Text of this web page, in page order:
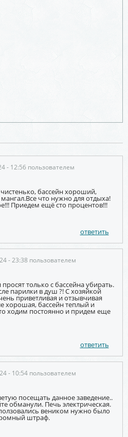
- 12:56 пользователем
бассейн хороший,
что нужно для отдыха!
Приедем ещё сто процентов!!!
ответить
- 23:38 пользователем
только с бассейна убирать.
парилки в душ ?! С хозяйкой
приветливая и отзывчивая
хорошая, бассейн теплый и
ходим постоянно и придем еще
ответить
- 10:54 пользователем
посещать данное заведение..
обманули. Печь электрическая.
веником нужно было
штраф.